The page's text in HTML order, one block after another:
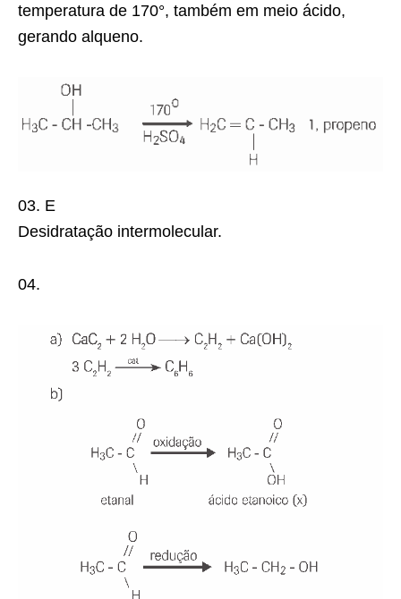
temperatura de 170°, também em meio ácido,
gerando alqueno.
03. E
Desidratação intermolecular.
04.